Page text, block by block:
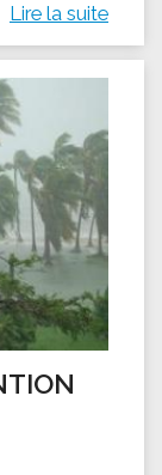
Lire la suite